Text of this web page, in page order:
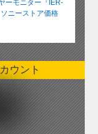
ーモニター『IER-
ニーストア価格
ウント